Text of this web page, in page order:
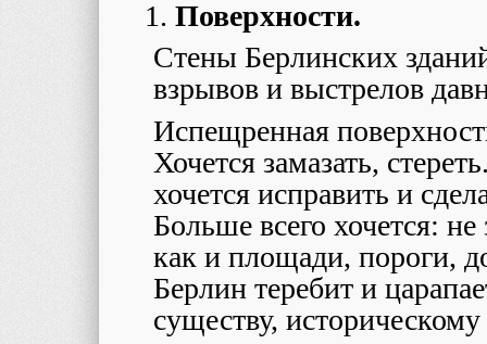
Поверхности.
Стены Берлинских
взрывов и выстрелов
Испещренная
Хочется замазать,
хочется исправить и
Больше всего хочется:
как и площади, пороги,
Берлин теребит и
существу,